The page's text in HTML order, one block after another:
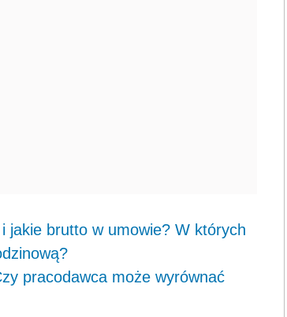
jakie brutto w umowie? W których
pracodawca może wyrównać